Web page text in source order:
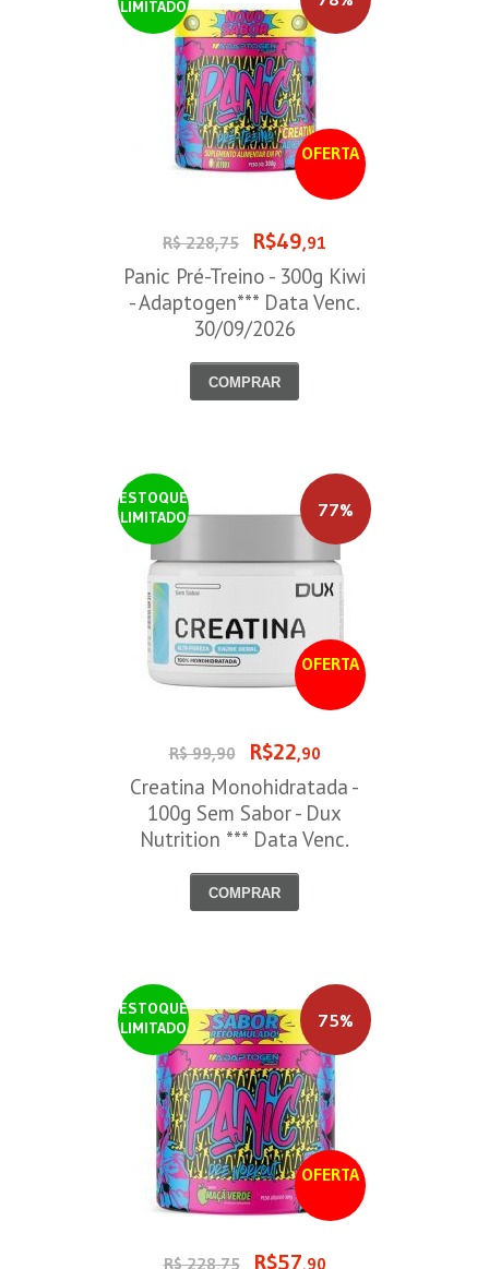
LIMITADO
OFERTA
R$ 228,75 R$49,91
Panic Pré-Treino - 300g Kiwi
- Adaptogen*** Data Venc.
30/09/2026
COMPRAR
ESTOQUE
LIMITADO
OFERTA
77%
R$ 99,90 R$22,90
Creatina Monohidratada -
100g Sem Sabor - Dux
Nutrition *** Data Venc.
COMPRAR
ESTOQUE
LIMITADO
OFERTA
75%
R$ 228,75 R$57,90